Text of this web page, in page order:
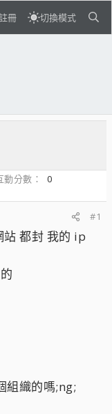
冊 切換模式
動分數
0
#1
站 都封 我的 ip
組織的嗎;ng;